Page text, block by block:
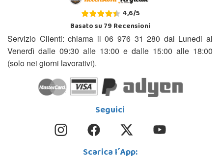
4,6/5
Basato su79Recensioni
Servizio Clienti: chiama il 06 976 31 280 dal Lunedi al
Venerdì dalle 09:30 alle 13:00 e dalle 15:00 alle 18:00
(solo nei giorni lavorativi).
Seguici
Scarica l´App: